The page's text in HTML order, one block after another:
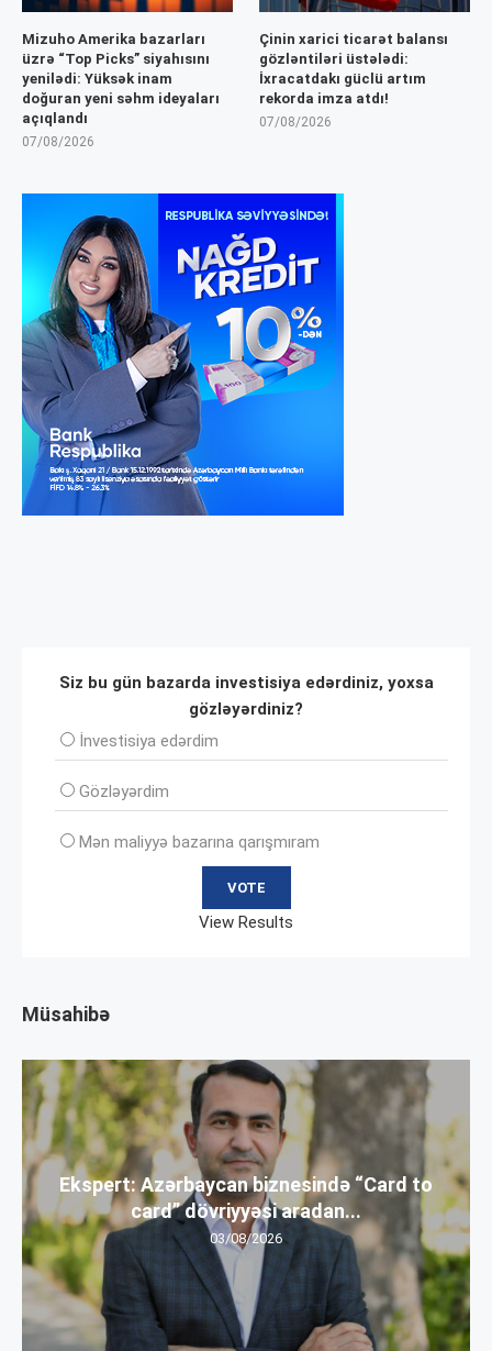
Mizuho Amerika bazarları
üzrə “Top Picks” siyahısını
yenilədi: Yüksək inam
doğuran yeni səhm ideyaları
açıqlandı
07/08/2026
Çinin xarici ticarət balansı
gözləntiləri üstələdi:
İxracatdakı güclü artım
rekorda imza atdı!
07/08/2026
Siz bu gün bazarda investisiya edərdiniz, yoxsa
gözləyərdiniz?
İnvеstisiya edərdim
Gözləyərdim
Mən maliyyə bazarına qarışmıram
View Results
Müsahibə
Ekspert: Azərbaycan biznesində “Card to
card” dövriyyəsi aradan...
03/08/2026